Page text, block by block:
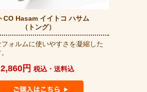
CO Hasam イイトコ ハサム
（トング）
ォルムに使いやすさを凝縮した
2,860円 税込・送料込